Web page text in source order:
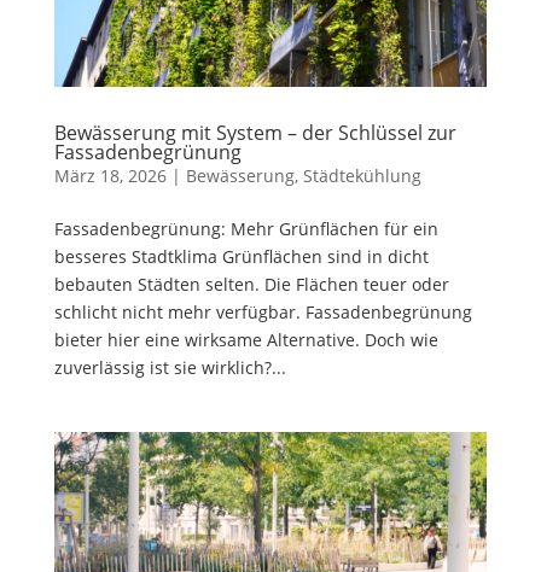
Bewässerung mit System – der Schlüssel zur
Fassadenbegrünung
März 18, 2026| Bewässerung, Städtekühlung
Fassadenbegrünung: Mehr Grünflächen für ein
besseres Stadtklima Grünflächen sind in dicht
bebauten Städten selten. Die Flächen teuer oder
schlicht nicht mehr verfügbar. Fassadenbegrünung
bieter hier eine wirksame Alternative. Doch wie
zuverlässig ist sie wirklich?...